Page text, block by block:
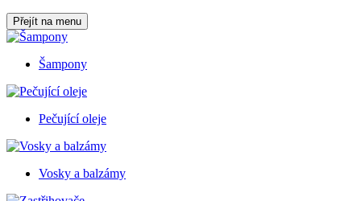
Přejít na menu
Šampony
Pečující oleje
Vosky a balzámy